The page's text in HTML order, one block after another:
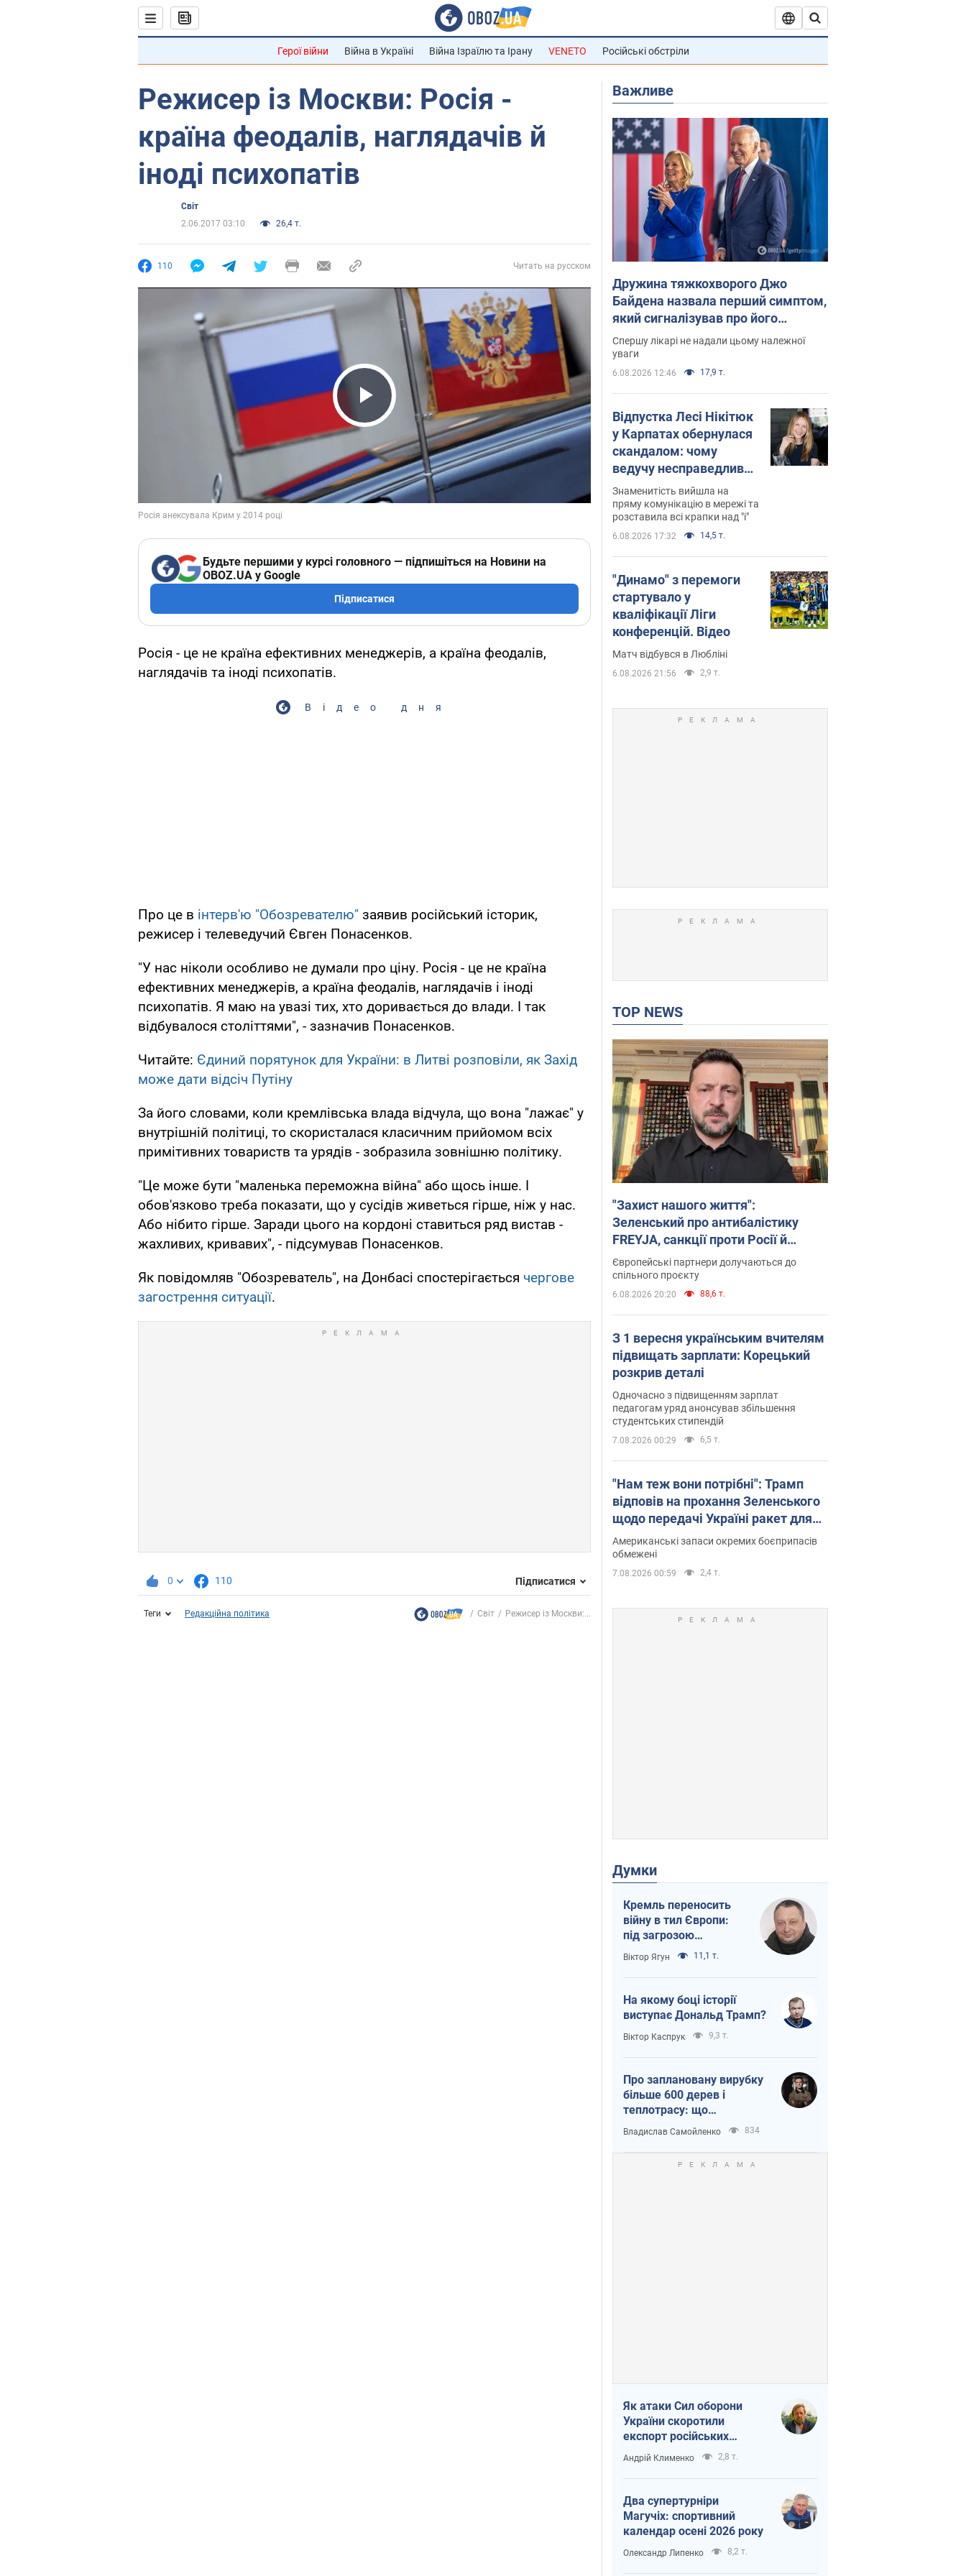
Герої війни Війна в Україні Війна Ізраїлю та Ірану VENETO Російські обстріли
Режисер із Москви: Росія -
країна феодалів, наглядачів й
іноді психопатів
Світ
2.06.2017 03:10
26,4 т.
110 Читать на русском
Play Video
Будьте першими у курсі головного — підпишіться на Новини на
OBOZ.UA у Google
Підписатися
Росія - це не країна ефективних менеджерів, а країна феодалів,
наглядачів та іноді психопатів.
Відео дня
Про це в інтерв'ю "Обозревателю" заявив російський історик,
режисер і телеведучий Євген Понасенков.
"У нас ніколи особливо не думали про ціну. Росія - це не країна
ефективних менеджерів, а країна феодалів, наглядачів і іноді
психопатів. Я маю на увазі тих, хто доривається до влади. І так
відбувалося століттями", - зазначив Понасенков.
Читайте: Єдиний порятунок для України: в Литві розповіли, як Захід
може дати відсіч Путіну
За його словами, коли кремлівська влада відчула, що вона "лажає" у
внутрішній політиці, то скористалася класичним прийомом всіх
примітивних товариств та урядів - зобразила зовнішню політику.
"Це може бути "маленька переможна війна" або щось інше. І
обов'язково треба показати, що у сусідів живеться гірше, ніж у нас.
Або нібито гірше. Заради цього на кордоні ставиться ряд вистав -
жахливих, кривавих", - підсумував Понасенков.
Як повідомляв "Обозреватель", на Донбасі спостерігається чергове
загострення ситуації.
0 110 Підписатися
Теги Редакційна політика Світ Режисер із Москви:...
Важливе
Дружина тяжкохворого Джо
Байдена назвала перший симптом,
який сигналізував про його
"агресивний" рак
Спершу лікарі не надали цьому належної
уваги
6.08.2026 12:46 17,9 т.
Відпустка Лесі Нікітюк
у Карпатах обернулася
скандалом: чому
ведучу несправедливо
захейтили
Знаменитість вийшла на
пряму комунікацію в мережі та
розставила всі крапки над "і"
6.08.2026 17:32 14,5 т.
"Динамо" з перемоги
стартувало у
кваліфікації Ліги
конференцій. Відео
Матч відбувся в Любліні
6.08.2026 21:56 2,9 т.
TOP NEWS
"Захист нашого життя":
Зеленський про антибалістику
FREYJA, санкції проти Росії й
підтримку аграріїв. Відео
Європейські партнери долучаються до
спільного проєкту
6.08.2026 20:20 88,6 т.
З 1 вересня українським вчителям
підвищать зарплати: Корецький
розкрив деталі
Одночасно з підвищенням зарплат
педагогам уряд анонсував збільшення
студентських стипендій
7.08.2026 00:29 6,5 т.
"Нам теж вони потрібні": Трамп
відповів на прохання Зеленського
щодо передачі Україні ракет для
Patriot
Американські запаси окремих боєприпасів
обмежені
7.08.2026 00:59 2,4 т.
Думки
Кремль переносить
війну в тил Європи:
під загрозою
критична логістика
Віктор Ягун 11,1 т.
На якому боці історії
виступає Дональд Трамп?
Віктор Каспрук 9,3 т.
Про заплановану вирубку
більше 600 дерев і
теплотрасу: що
відбувається на Теремках
у Києві
Владислав Самойленко 834
Як атаки Сил оборони
України скоротили
експорт російських
нафтопродуктів
Андрій Клименко 2,8 т.
Два супертурніри
Магучіх: спортивний
календар осені 2026 року
Олександр Липенко 8,2 т.